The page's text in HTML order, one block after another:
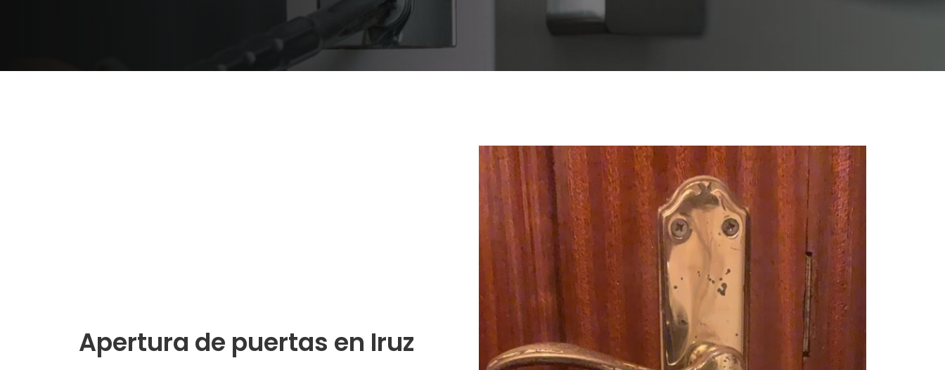
Apertura de puertas en Iruz